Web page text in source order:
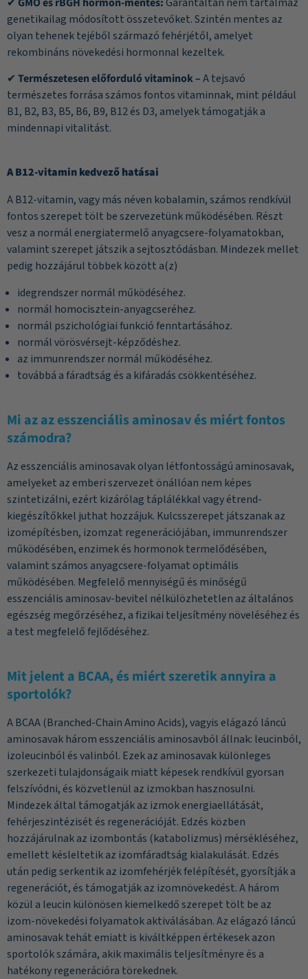
genetikailag módosított összetevőket. Szintén mentes az
olyan tehenek tejéből származó fehérjétől, amelyet
rekombináns növekedési hormonnal kezeltek.
✔Természetesen előforduló vitaminok –A tejsavó
természetes forrása számos fontos vitaminnak, mint például
B1, B2, B3, B5, B6, B9, B12 és D3, amelyek támogatják a
mindennapi vitalitást.
A B12-vitamin kedvező hatásai
A B12-vitamin, vagy más néven kobalamin, számos rendkívül
fontos szerepet tölt be szervezetünk működésében. Részt
vesz a normál energiatermelő anyagcsere-folyamatokban,
valamint szerepet játszik a sejtosztódásban. Mindezek mellet
pedig hozzájárul többek között a(z)
idegrendszer normál működéséhez.
normál homocisztein-anyagcseréhez.
normál pszichológiai funkció fenntartásához.
normál vörösvérsejt-képződéshez.
az immunrendszer normál működéséhez.
továbbá a fáradtság és a kifáradás csökkentéséhez.
Mi az az esszenciális aminosav és miért fontos
számodra?
Az esszenciális aminosavak olyan létfontosságú aminosavak,
amelyeket az emberi szervezet önállóan nem képes
szintetizálni, ezért kizárólag táplálékkal vagy étrend-
kiegészítőkkel juthat hozzájuk. Kulcsszerepet játszanak az
izomépítésben, izomzat regenerációjában, immunrendszer
működésében, enzimek és hormonok termelődésében,
valamint számos anyagcsere-folyamat optimális
működésében. Megfelelő mennyiségű és minőségű
esszenciális aminosav-bevitel nélkülözhetetlen az általános
egészség megőrzéséhez, a fizikai teljesítmény növeléséhez és
a test megfelelő fejlődéséhez.
Mit jelent a BCAA, és miért szeretik annyira a
sportolók?
A BCAA (Branched-Chain Amino Acids), vagyis elágazó láncú
aminosavak három esszenciális aminosavból állnak: leucinból,
izoleucinból és valinból. Ezek az aminosavak különleges
szerkezeti tulajdonságaik miatt képesek rendkívül gyorsan
felszívódni, és közvetlenül az izmokban hasznosulni.
Mindezek által támogatják az izmok energiaellátását,
fehérjeszintézisét és regenerációját. Edzés közben
hozzájárulnak az izombontás (katabolizmus) mérsékléséhez,
emellett késleltetik az izomfáradtság kialakulását. Edzés
után pedig serkentik az izomfehérjék felépítését, gyorsítják a
regenerációt, és támogatják az izomnövekedést. A három
közül a leucin különösen kiemelkedő szerepet tölt be az
izom-növekedési folyamatok aktiválásában. Az elágazó láncú
aminosavak tehát emiatt is kiváltképpen értékesek azon
sportolók számára, akik maximális teljesítményre és a
hatékony regenerációra törekednek.